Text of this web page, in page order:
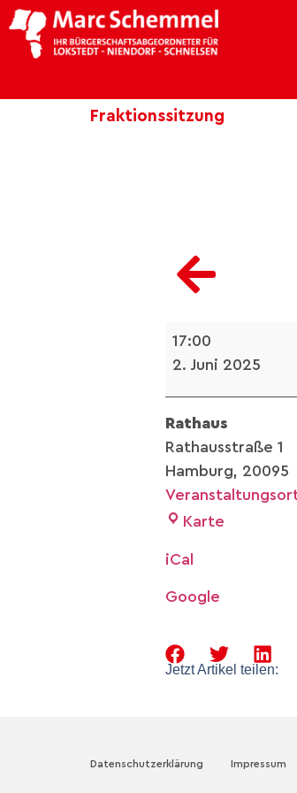
Fraktionssitzung
17:00
2. Juni 2025
Rathaus
Rathausstraße 1
Hamburg, 20095
Karte
iCal
Google
Jetzt Artikel teilen:
Datenschutzerklärung Impressum